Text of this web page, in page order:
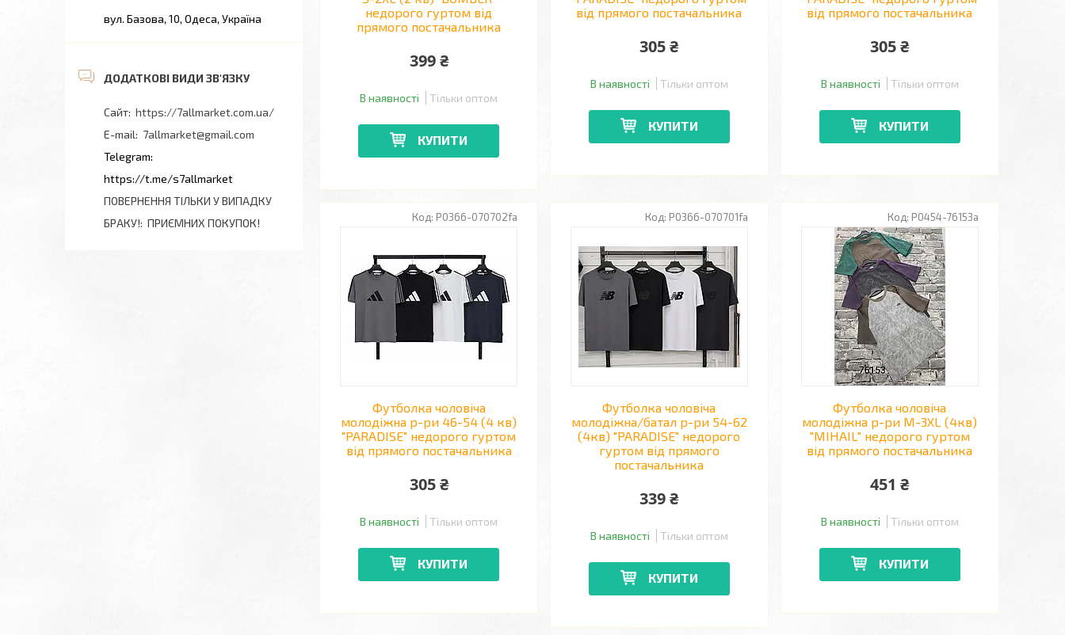
недорого гуртом від
прямого постачальника
399 ₴
В наявності Тільки оптом
КУПИТИ
від прямого постачальника
305 ₴
В наявності Тільки оптом
КУПИТИ
від прямого постачальника
305 ₴
В наявності Тільки оптом
КУПИТИ
P0366-070702fa
Футболка чоловіча
молодіжна р-ри 46-54 (4 кв)
"PARADISE" недорого гуртом
від прямого постачальника
305 ₴
В наявності Тільки оптом
КУПИТИ
P0366-070701fa
Футболка чоловіча
молодіжна/батал р-ри 54-62
(4кв) "PARADISE" недорого
гуртом від прямого
постачальника
339 ₴
В наявності Тільки оптом
КУПИТИ
P0454-76153a
Футболка чоловіча
молодіжна р-ри M-3XL (4кв)
"MIHAIL" недорого гуртом
від прямого постачальника
451 ₴
В наявності Тільки оптом
КУПИТИ
вул. Базова, 10, Одеса, Україна
https://7allmarket.com.ua/
7allmarket@gmail.com
https://t.me/s7allmarket
ПОВЕРНЕННЯ ТІЛЬКИ У ВИПАДКУ
БРАКУ! ПРИЄМНИХ ПОКУПОК!